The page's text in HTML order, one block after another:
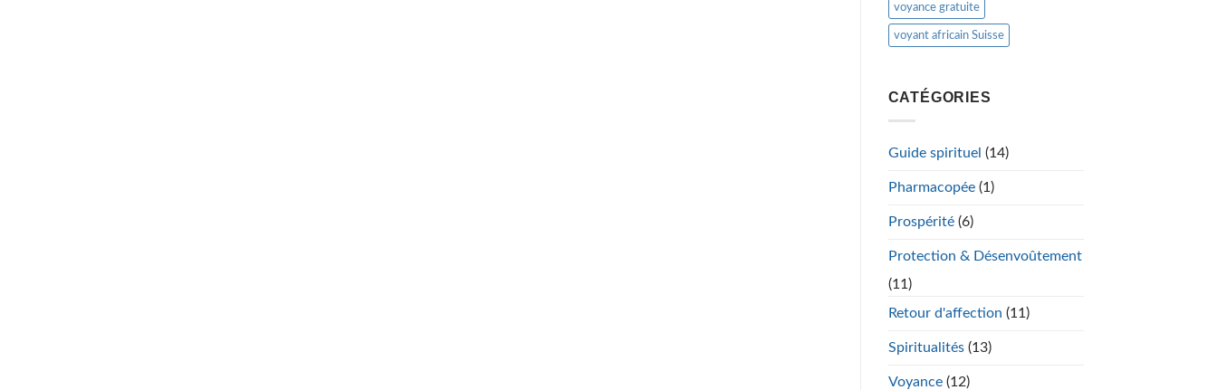
voyance gratuite
voyant africain Suisse
CATÉGORIES
Guide spirituel (14)
Pharmacopée(1)
Prospérité(6)
Protection & Désenvoûtement
(11)
Retour d'affection (11)
Spiritualités(13)
Voyance(12)